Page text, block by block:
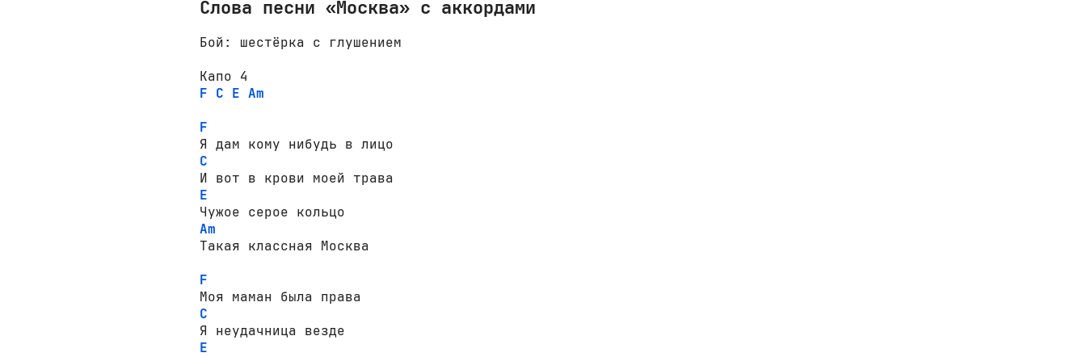
Слова песни «Москва» с аккордами
Бой: шестёрка с глушением
F C E Am
F
C
E
Am
Такая классная Москва
F
C
E